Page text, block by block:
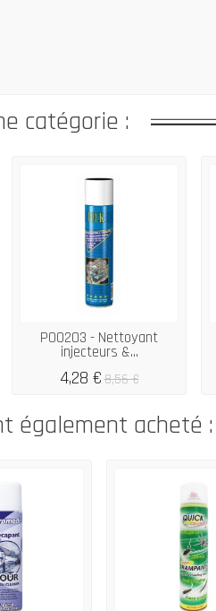
catégorie :
P00203 - Nettoyant
injecteurs &...
4,28 €8,56 €
également acheté :